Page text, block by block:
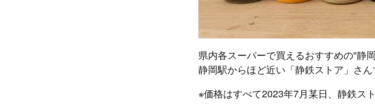
県内各スーパーで買えるおすすめの"静
静岡駅からほど近い「静鉄ストア」さん
※価格はすべて2023年7月某日、静鉄ス